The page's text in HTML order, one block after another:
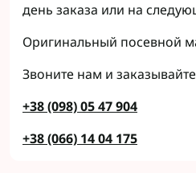
день заказа или на
Оригинальный посевной
Звоните нам и
+38 (098) 05 47 904
+38 (066) 14 04 175